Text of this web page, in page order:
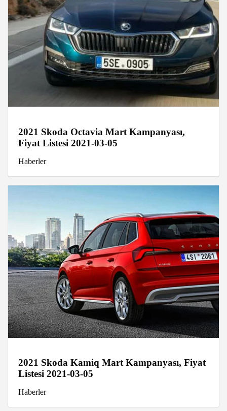
2021 Skoda Octavia Mart Kampanyası,
Fiyat Listesi 2021-03-05
Haberler
2021 Skoda Kamiq Mart Kampanyası, Fiyat
Listesi 2021-03-05
Haberler